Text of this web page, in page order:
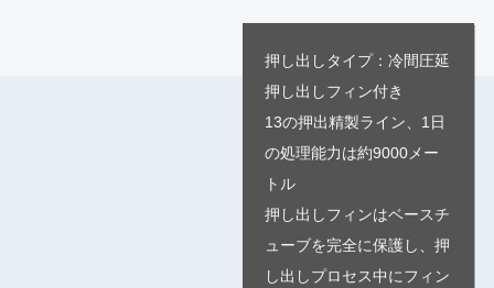
押し出しタイプ：冷間圧延
押し出しフィン付き
13の押出精製ライン、1日
の処理能力は約9000メー
トル
押し出しフィンはベースチ
ューブを完全に保護し、押
し出しプロセス中にフィン